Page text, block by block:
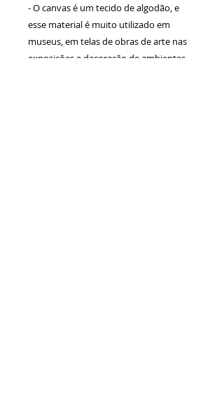
- O canvas é um tecido de algodão, e
esse material é muito utilizado em
museus, em telas de obras de arte nas
exposições e decoração de ambientes.